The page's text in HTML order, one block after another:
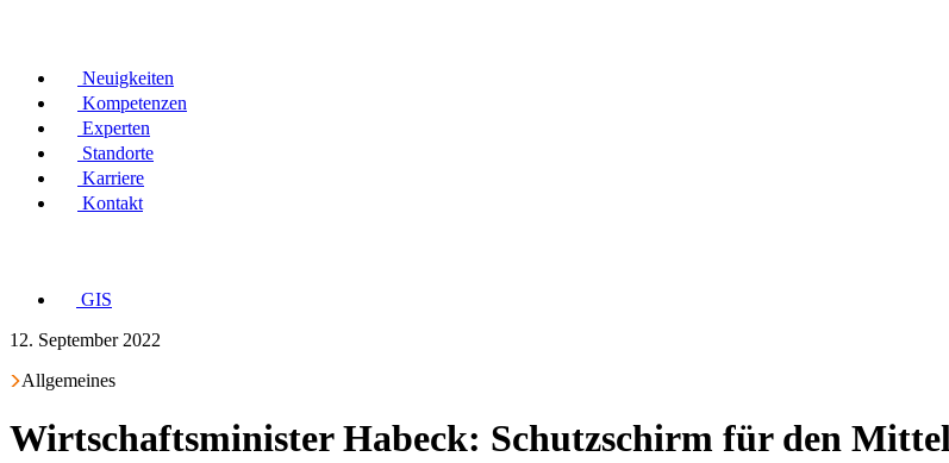
Neuigkeiten
Kompetenzen
Experten
Standorte
Karriere
Kontakt
GIS
12. September 2022
Allgemeines
Wirtschaftsminister Habeck: Schutzschirm für den